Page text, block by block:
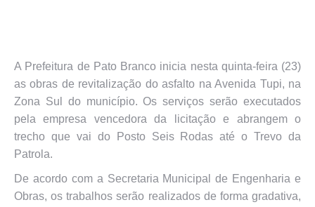
A Prefeitura de Pato Branco inicia nesta quinta-feira (23)
as obras de revitalização do asfalto na Avenida Tupi, na
Zona Sul do município. Os serviços serão executados
pela empresa vencedora da licitação e abrangem o
trecho que vai do Posto Seis Rodas até o Trevo da
Patrola.
De acordo com a Secretaria Municipal de Engenharia e
Obras, os trabalhos serão realizados de forma gradativa,